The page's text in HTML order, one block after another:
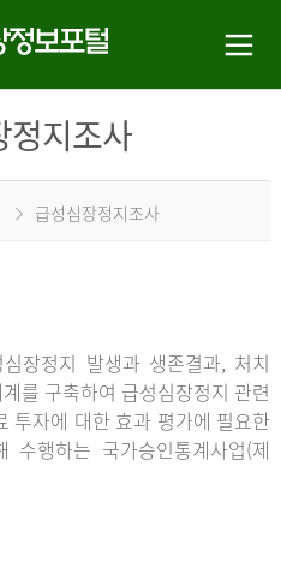
정지조사
급성심장정지조사
장정지 발생과 생존결과, 처치
를 구축하여 급성심장정지 관련
투자에 대한 효과 평가에 필요한
수행하는 국가승인통계사업(제